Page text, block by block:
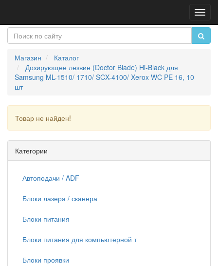
Магазин
Каталог
Дозирующее лезвие (Doctor Blade) Hi-Black для
Samsung ML-1510/ 1710/ SCX-4100/ Xerox WC PE 16, 10
шт
Товар не найден!
Категории
Автоподачи / ADF
Блоки лазера / сканера
Блоки питания
Блоки питания для компьютерной т
Блоки проявки